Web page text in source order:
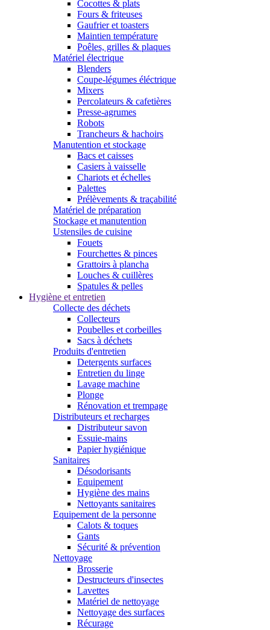
Cocottes & plats
Fours & friteuses
Gaufrier et toasters
Maintien température
Poêles, grilles & plaques
Matériel électrique
Blenders
Coupe-légumes éléctrique
Mixers
Percolateurs & cafetières
Presse-agrumes
Robots
Trancheurs & hachoirs
Manutention et stockage
Bacs et caisses
Casiers à vaisselle
Chariots et échelles
Palettes
Prélèvements & traçabilité
Matériel de préparation
Stockage et manutention
Ustensiles de cuisine
Fouets
Fourchettes & pinces
Grattoirs à plancha
Louches & cuillères
Spatules & pelles
Hygiène et entretien
Collecte des déchets
Collecteurs
Poubelles et corbeilles
Sacs à déchets
Produits d'entretien
Detergents surfaces
Entretien du linge
Lavage machine
Plonge
Rénovation et trempage
Distributeurs et recharges
Distributeur savon
Essuie-mains
Papier hygiénique
Sanitaires
Désodorisants
Equipement
Hygiène des mains
Nettoyants sanitaires
Equipement de la personne
Calots & toques
Gants
Sécurité & prévention
Nettoyage
Brosserie
Destructeurs d'insectes
Lavettes
Matériel de nettoyage
Nettoyage des surfaces
Récurage